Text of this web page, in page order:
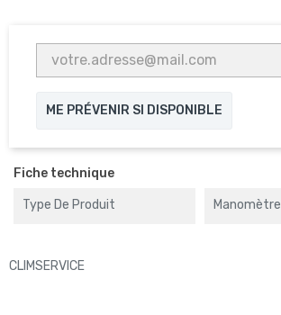
ME PRÉVENIR SI DISPONIBLE
Fiche technique
Type De Produit Manomètre
CLIMSERVICE